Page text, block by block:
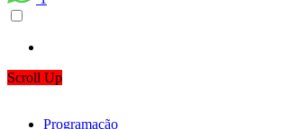
Scroll Up
Programação